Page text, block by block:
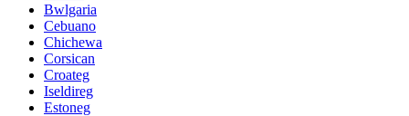
Bwlgaria
Cebuano
Chichewa
Corsican
Croateg
Iseldireg
Estoneg